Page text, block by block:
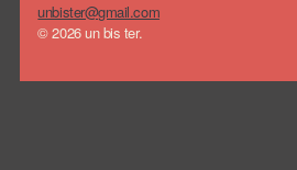
unbister@gmail.com
© 2026 un bis ter.